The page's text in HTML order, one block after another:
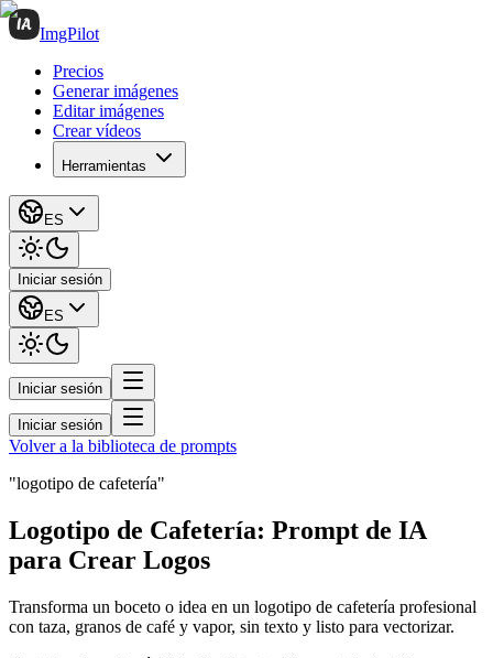
ImgPilot
Precios
Generar imágenes
Editar imágenes
Crear vídeos
Herramientas
ES
Iniciar sesión
ES
Iniciar sesión
Iniciar sesión
Volver a la biblioteca de prompts
"logotipo de cafetería"
Logotipo de Cafetería: Prompt de IA
para Crear Logos
Transforma un boceto o idea en un logotipo de cafetería profesional
con taza, granos de café y vapor, sin texto y listo para vectorizar.